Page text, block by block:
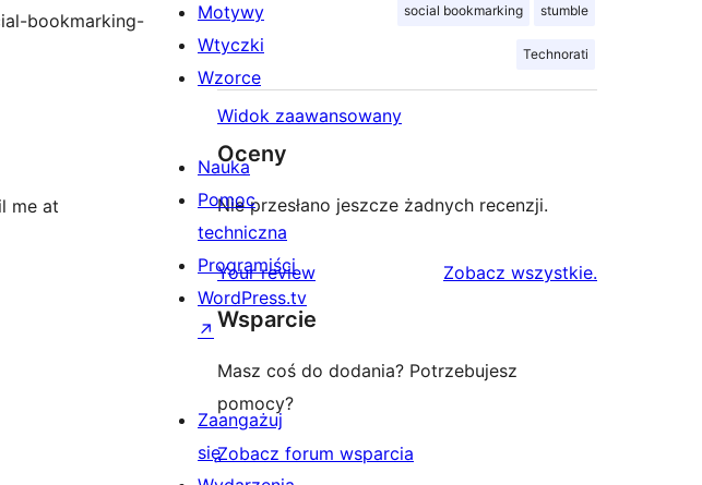
bookmarking-
me at
social bookmarking stumble
Technorati
Widok zaawansowany
Oceny
Nie przesłano jeszcze żadnych recenzji.
Your review Zobacz wszystkierecenzje
.
Wsparcie
Masz coś do dodania? Potrzebujesz
pomocy?
Zobacz forum wsparcia
Motywy
Wtyczki
Wzorce
Nauka
Pomoc
techniczna
Programiści
WordPress.tv
↗
Zaangażuj
się